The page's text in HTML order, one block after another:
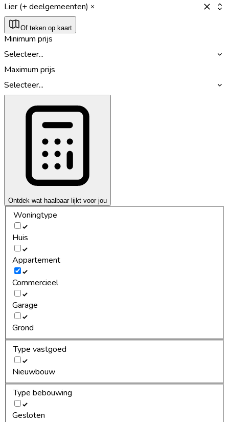
Lier (+ deelgemeenten)
Of teken op kaart
Minimum prijs
Selecteer...
Maximum prijs
Selecteer...
Ontdek wat haalbaar lijkt voor jou
Woningtype
Huis
Appartement
Commercieel
Garage
Grond
Type vastgoed
Nieuwbouw
Type bebouwing
Gesloten